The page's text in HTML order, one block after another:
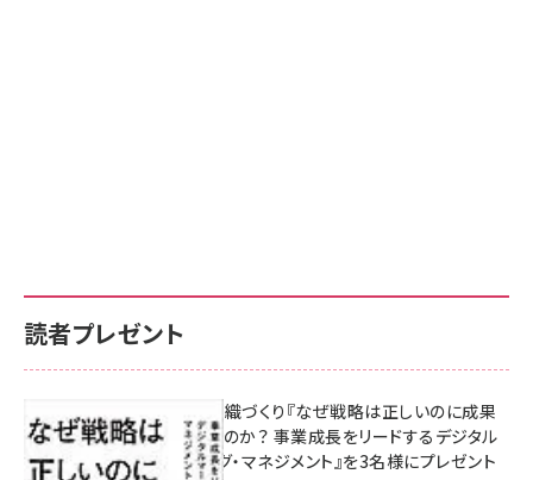
読者プレゼント
成果を生む組織づくり『なぜ戦略は正しいのに成果
があがらないのか？ 事業成長をリードするデジタル
マーケティング・マネジメント』を3名様にプレゼント